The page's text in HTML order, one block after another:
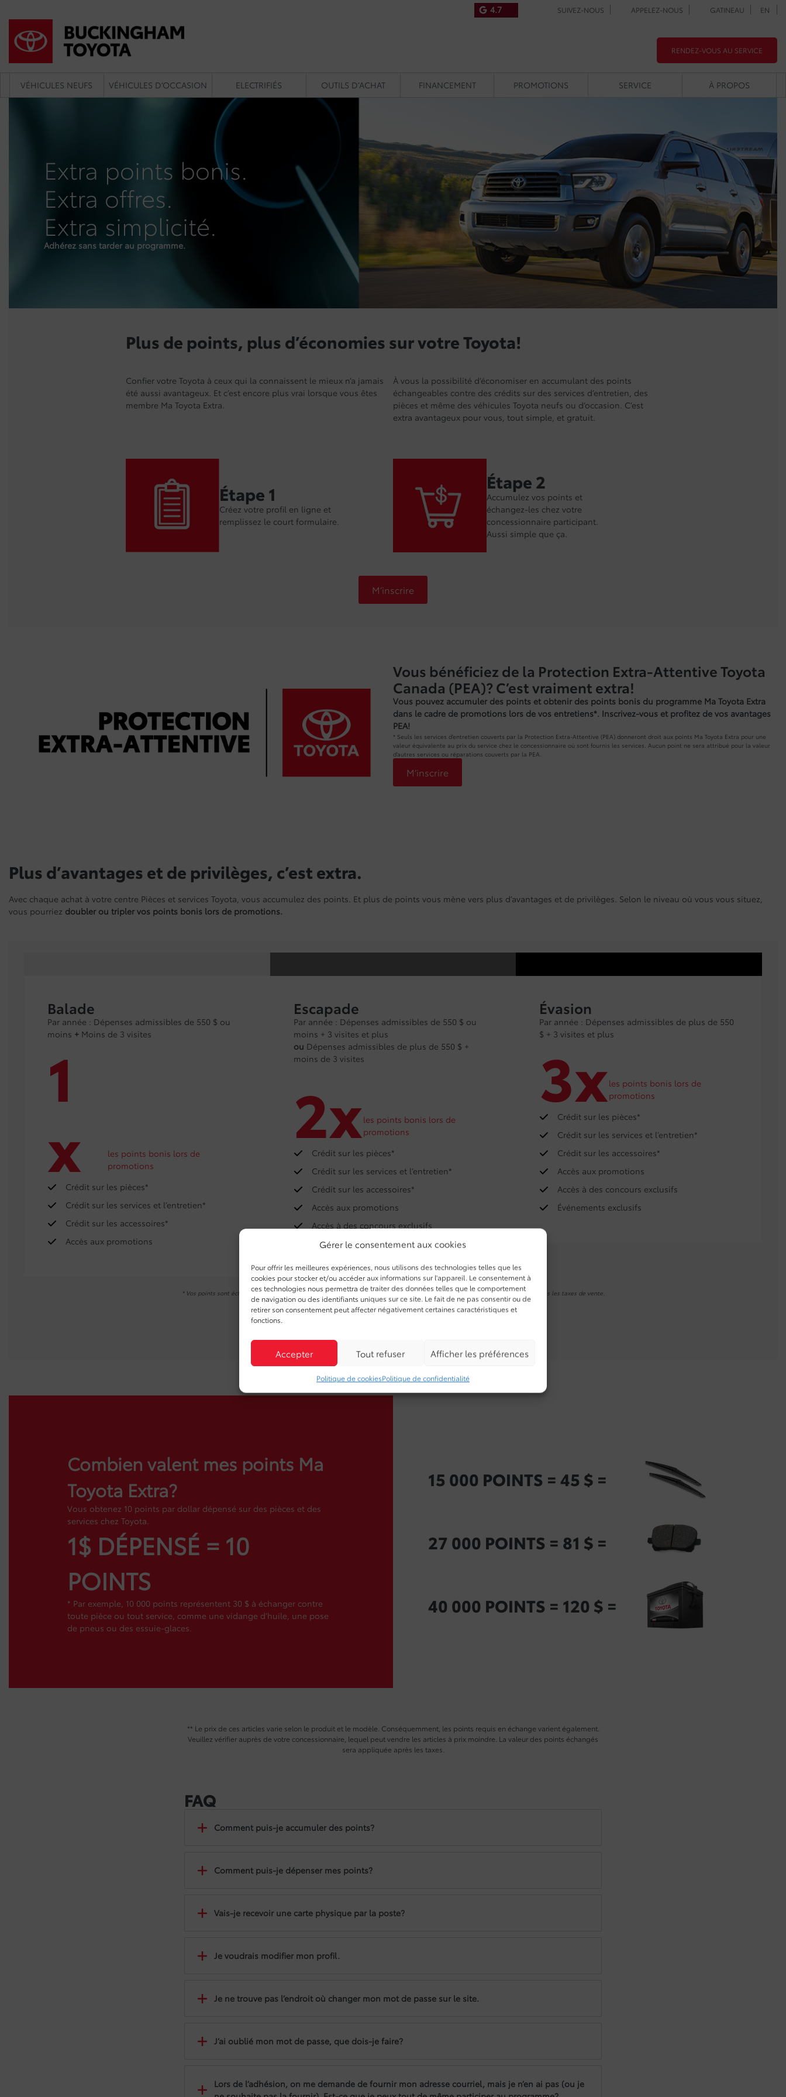
Gérer le consentement aux cookies
Pour offrir les meilleures expériences, nous utilisons des technologies telles que les
cookies pour stocker et/ou accéder aux informations sur l'appareil. Le consentement à
ces technologies nous permettra de traiter des données telles que le comportement
de navigation ou des identifiants uniques sur ce site. Le fait de ne pas consentir ou de
retirer son consentement peut affecter négativement certaines caractéristiques et
fonctions.
Accepter Tout refuser Afficher les préférences
Politique de cookiesPolitique de confidentialité
4.7 SUIVEZ-NOUS APPELEZ-NOUS GATINEAU EN
RENDEZ-VOUS AU SERVICE
VÉHICULES NEUFS VÉHICULES D’OCCASION ELECTRIFIÉS OUTILS D’ACHAT FINANCEMENT PROMOTIONS SERVICE À PROPOS
Extra points bonis.
Extra offres.
Extra simplicité.
Adhérez sans tarder au programme.
Plus de points, plus d’économies sur votre Toyota!
Confier votre Toyota à ceux qui la connaissent le mieux n’a jamais
été aussi avantageux. Et c’est encore plus vrai lorsque vous êtes
membre Ma Toyota Extra.
À vous la possibilité d’économiser en accumulant des points
échangeables contre des crédits sur des services d’entretien, des
pièces et même des véhicules Toyota neufs ou d’occasion. C’est
extra avantageux pour vous, tout simple, et gratuit.
Étape 1
Créez votre profil en ligne et
remplissez le court formulaire.
Étape 2
Accumulez vos points et
échangez-les chez votre
concessionnaire participant.
Aussi simple que ça.
M’inscrire
Vous bénéficiez de la Protection Extra-Attentive Toyota
Canada (PEA)? C’est vraiment extra!
Vous pouvez accumuler des points et obtenir des points bonis du programme Ma Toyota Extra
dans le cadre de promotions lors de vos entretiens*. Inscrivez-vous et profitez de vos avantages
PEA!
* Seuls les services d’entretien couverts par la Protection Extra-Attentive (PEA) donneront droit aux points Ma Toyota Extra pour une
valeur équivalente au prix du service chez le concessionnaire où sont fournis les services. Aucun point ne sera attribué pour la valeur
d’autres services ou réparations couverts par la PEA.
M’inscrire
Plus d’avantages et de privilèges, c’est extra.
Avec chaque achat à votre centre Pièces et services Toyota, vous accumulez des points. Et plus de points vous mène vers plus d’avantages et de privilèges. Selon le niveau où vous vous situez,
vous pourriez doubler ou tripler vos points bonis lors de promotions.
Balade
Par année : Dépenses admissibles de 550 $ ou
moins + Moins de 3 visites
1
x
les points bonis lors de
promotions
Crédit sur les pièces*
Crédit sur les services et l’entretien*
Crédit sur les accessoires*
Accès aux promotions
Escapade
Par année : Dépenses admissibles de 550 $ ou
moins + 3 visites et plus
ou Dépenses admissibles de plus de 550 $ +
moins de 3 visites
2xles points bonis lors de
promotions
Crédit sur les pièces*
Crédit sur les services et l’entretien*
Crédit sur les accessoires*
Accès aux promotions
Accès à des concours exclusifs
Évasion
Par année : Dépenses admissibles de plus de 550
$ + 3 visites et plus
3xles points bonis lors de
promotions
Crédit sur les pièces*
Crédit sur les services et l’entretien*
Crédit sur les accessoires*
Accès aux promotions
Accès à des concours exclusifs
Événements exclusifs
* Vos points sont échangeables contre un crédit à l’achat de pièces, accessoires et services admissibles, lequel est appliqué après les taxes de vente.
Combien valent mes points Ma
Toyota Extra?
Vous obtenez 10 points par dollar dépensé sur des pièces et des
services chez Toyota.
1$ DÉPENSÉ = 10
POINTS
* Par exemple, 10 000 points représentent 30 $ à échanger contre
toute pièce ou tout service, comme une vidange d’huile, une pose
de pneus ou des essuie-glaces.
15 000 POINTS = 45 $ =
27 000 POINTS = 81 $ =
40 000 POINTS = 120 $ =
** Le prix de ces articles varie selon le produit et le modèle. Conséquemment, les points requis en échange varient également.
Veuillez vérifier auprès de votre concessionnaire, lequel peut vendre les articles à prix moindre. La valeur des points échangés
sera appliquée après les taxes.
FAQ
Comment puis-je accumuler des points?
Comment puis-je dépenser mes points?
Vais-je recevoir une carte physique par la poste?
Je voudrais modifier mon profil.
Je ne trouve pas l’endroit où changer mon mot de passe sur le site.
J’ai oublié mon mot de passe, que dois-je faire?
Lors de l’adhésion, on me demande de fournir mon adresse courriel, mais je n’en ai pas (ou je